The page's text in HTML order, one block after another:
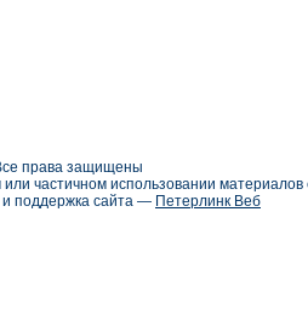
права защищены
частичном использовании
и поддержка сайта — Петерлинк Веб